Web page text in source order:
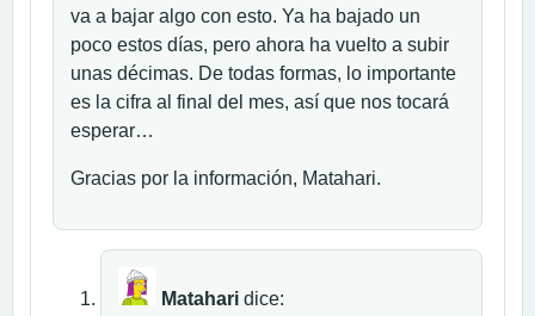
va a bajar algo con esto. Ya ha bajado un
poco estos días, pero ahora ha vuelto a subir
unas décimas. De todas formas, lo importante
es la cifra al final del mes, así que nos tocará
esperar…
Gracias por la información, Matahari.
Matahari dice: